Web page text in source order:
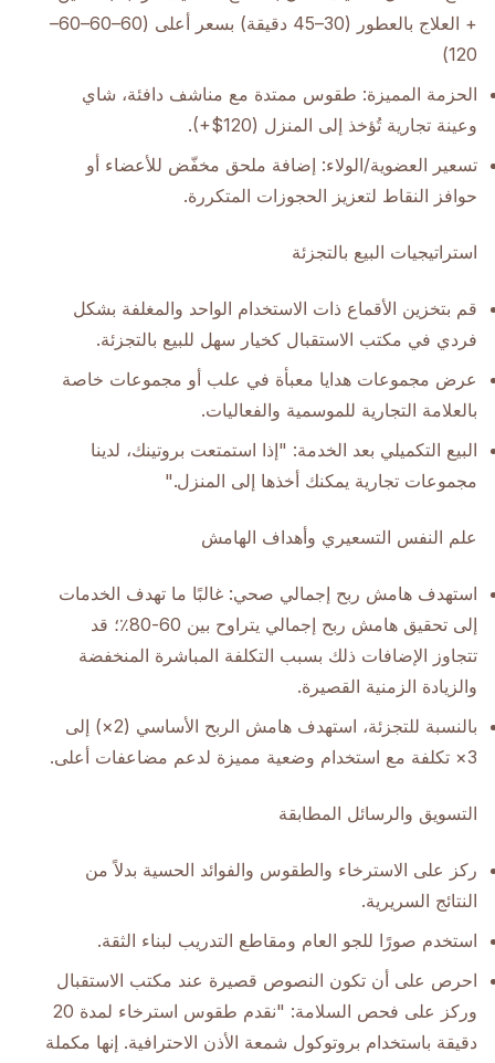
+ العلاج بالعطور (30–45 دقيقة) بسعر أعلى (60–60–60–
120)
الحزمة المميزة: طقوس ممتدة مع مناشف دافئة، شاي
وعينة تجارية تُؤخذ إلى المنزل (120$+).
تسعير العضوية/الولاء: إضافة ملحق مخفّض للأعضاء أو
حوافز النقاط لتعزيز الحجوزات المتكررة.
استراتيجيات البيع بالتجزئة
قم بتخزين الأقماع ذات الاستخدام الواحد والمغلفة بشكل
فردي في مكتب الاستقبال كخيار سهل للبيع بالتجزئة.
عرض مجموعات هدايا معبأة في علب أو مجموعات خاصة
بالعلامة التجارية للموسمية والفعاليات.
البيع التكميلي بعد الخدمة: "إذا استمتعت بروتينك، لدينا
مجموعات تجارية يمكنك أخذها إلى المنزل."
علم النفس التسعيري وأهداف الهامش
استهدف هامش ربح إجمالي صحي: غالبًا ما تهدف الخدمات
إلى تحقيق هامش ربح إجمالي يتراوح بين 60-80٪؛ قد
تتجاوز الإضافات ذلك بسبب التكلفة المباشرة المنخفضة
والزيادة الزمنية القصيرة.
بالنسبة للتجزئة، استهدف هامش الربح الأساسي (2×) إلى
3× تكلفة مع استخدام وضعية مميزة لدعم مضاعفات أعلى.
التسويق والرسائل المطابقة
ركز على الاسترخاء والطقوس والفوائد الحسية بدلاً من
النتائج السريرية.
استخدم صورًا للجو العام ومقاطع التدريب لبناء الثقة.
احرص على أن تكون النصوص قصيرة عند مكتب الاستقبال
وركز على فحص السلامة: "نقدم طقوس استرخاء لمدة 20
دقيقة باستخدام بروتوكول شمعة الأذن الاحترافية. إنها مكملة